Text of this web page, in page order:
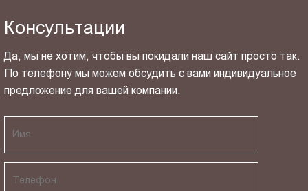
Консультации
Да, мы не хотим, чтобы вы покидали наш сайт просто так.
По телефону мы можем обсудить с вами индивидуальное
предложение для вашей компании.